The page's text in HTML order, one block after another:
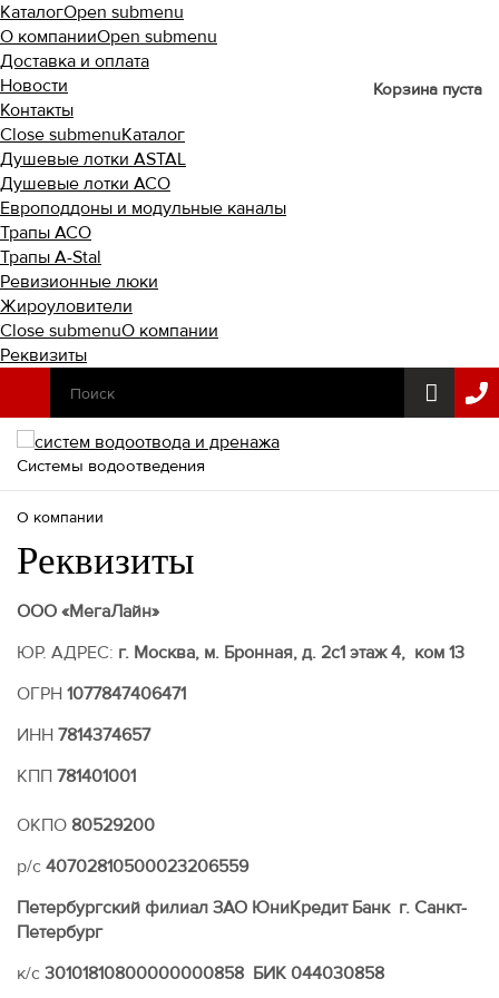
КаталогOpen submenu
О компанииOpen submenu
Доставка и оплата
Новости
Контакты
Close submenuКаталог
Душевые лотки ASTAL
Душевые лотки ACO
Европоддоны и модульные каналы
Трапы ACO
Трапы A-Stal
Ревизионные люки
Жироуловители
Close submenuО компании
Реквизиты
Системы водоотведения
Корзина пуста
О компании
Реквизиты
ООО «МегаЛайн»
ЮР. АДРЕС: г. Москва, м. Бронная, д. 2с1 этаж 4, ком 13
ОГРН 1077847406471
ИНН 7814374657
КПП 781401001
ОКПО 80529200
р/с 40702810500023206559
Петербургский филиал ЗАО ЮниКредит Банк г. Санкт-
Петербург
к/с 30101810800000000858 БИК 044030858